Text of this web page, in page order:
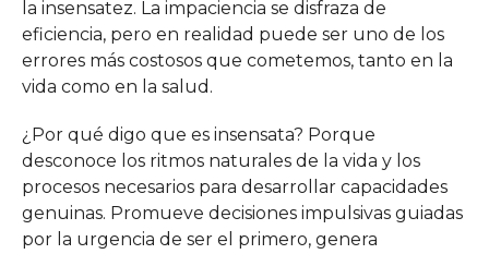
la insensatez. La impaciencia se disfraza de
eficiencia, pero en realidad puede ser uno de los
errores más costosos que cometemos, tanto en la
vida como en la salud.
¿Por qué digo que es insensata? Porque
desconoce los ritmos naturales de la vida y los
procesos necesarios para desarrollar capacidades
genuinas. Promueve decisiones impulsivas guiadas
por la urgencia de ser el primero, genera